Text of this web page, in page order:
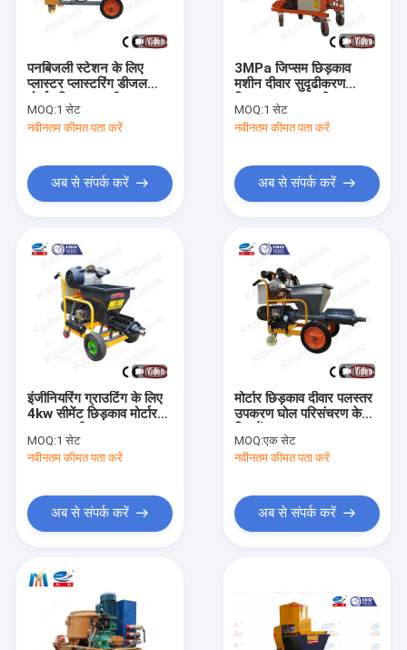
हमारे बारे में
गुणवत्ता नियंत्रण
समाचार
एक उद्धरण की विनती करे
कंक्रीट शॉटक्रिट मशीन
ड्राई मिक्स शॉटकार्ट मशीन
वेट मिक्स शॉटकार्ट मशीन
मोर्टार पलस्तर मशीन
फोम कंक्रीट पंप
छोटा कंक्रीट पंप
मोर्टार ग्राउट पंप
औद्योगिक नली पंप
पनबिजली स्टेशन के लिए
प्लास्टर प्लास्टरिंग डीजल
मोर्टार छिड़काव मशीन 4kw
MOQ:1 सेट
नवीनतम कीमत पता करें
अब से संपर्क करें
3MPa जिप्सम छिड़काव
मशीन दीवार सुदृढीकरण
जिप्सम पलस्तर मशीन
MOQ:1 सेट
नवीनतम कीमत पता करें
अब से संपर्क करें
इंजीनियरिंग ग्राउटिंग के लिए
4kw सीमेंट छिड़काव मोर्टार
MOQ:1 सेट
नवीनतम कीमत पता करें
अब से संपर्क करें
मोर्टार छिड़काव दीवार पलस्तर
उपकरण घोल परिसंचरण के
MOQ:एक सेट
नवीनतम कीमत पता करें
अब से संपर्क करें